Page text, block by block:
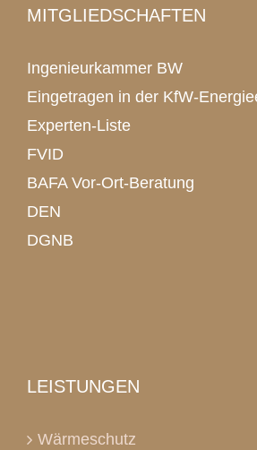
MITGLIEDSCHAFTEN
Ingenieurkammer BW
Eingetragen in der KfW-
Experten-Liste
FVID
BAFA Vor-Ort-Beratung
DEN
DGNB
LEISTUNGEN
Wärmeschutz